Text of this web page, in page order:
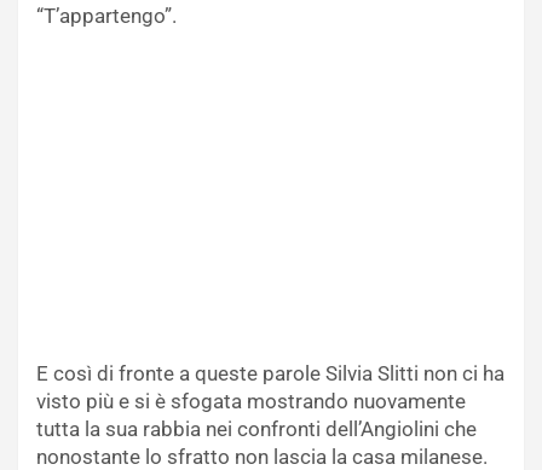
“T’appartengo”.
E così di fronte a queste parole Silvia Slitti non ci ha
visto più e si è sfogata mostrando nuovamente
tutta la sua rabbia nei confronti dell’Angiolini che
nonostante lo sfratto non lascia la casa milanese.